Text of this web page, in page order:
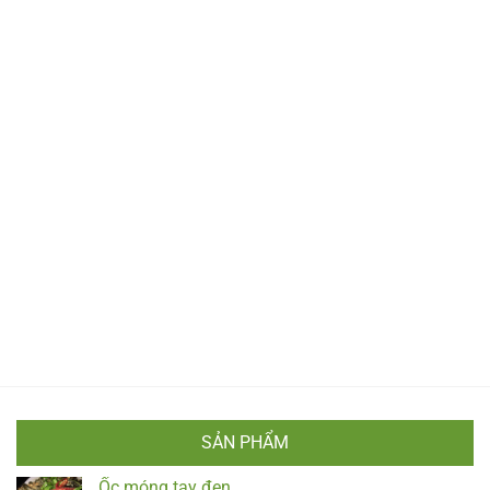
SẢN PHẨM